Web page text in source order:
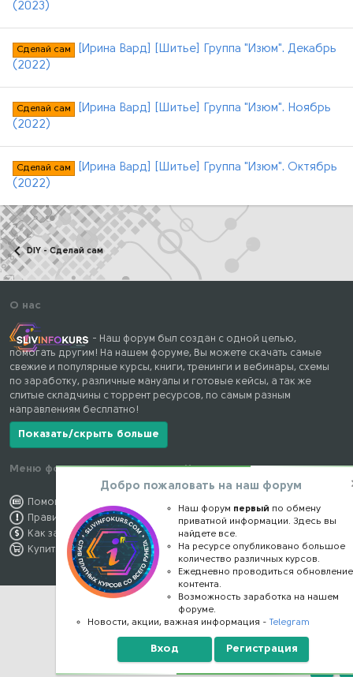
(2023)
Сделай сам
[Ирина Вард] [Шитье] Группа "Изюм". Декабрь
(2022)
Сделай сам
[Ирина Вард] [Шитье] Группа "Изюм". Ноябрь
(2022)
Сделай сам
[Ирина Вард] [Шитье] Группа "Изюм". Октябрь
(2022)
DIY - Сделай сам
О нас
- Наш форум был создан с одной целью,
помогать другим! На нашем форуме, Вы можете скачать самые
свежие и популярные курсы, книги, тренинги и вебинары, схемы
по заработку, различные мануалы и готовые кейсы, а так же
слитые складчины с торрент ресурсов, по самым разным
направлениям бесплатно!
Показать/скрыть больше
Меню форума
Помощь по форуму
Правила форума
Как заработать
Купить премиум
Наши контакты
Обратная связь
Конфиденциальность
Правообладателям
Верх
Добро пожаловать на наш форум
Наш форум первый по обмену
приватной информации. Здесь вы
найдете все.
На ресурсе опубликовано большое
количество различных курсов.
Ежедневно проводиться обновление
контента.
Возможность заработка на нашем
форуме.
Новости, акции, важная информация -Telegram
Вход Регистрация